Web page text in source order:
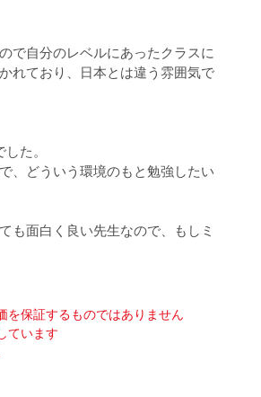
で自分のレベルにあったクラスに
れており、日本とは違う雰囲気で
た。
、どういう環境のもと勉強したい
も面白く良い先生なので、もしミ
を保証するものではありません
ています